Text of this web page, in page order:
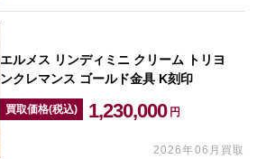
エルメス リンディミニ クリーム トリヨ
ンクレマンス ゴールド金具 K刻印
買取価格(税込) 1,230,000 円
2026年06月買取